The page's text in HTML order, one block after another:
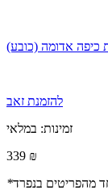
כיפה אדומה (כובע)
להזמנת זאב
זמינות: במלאי
339 ₪
*מהפריטים בנפרד